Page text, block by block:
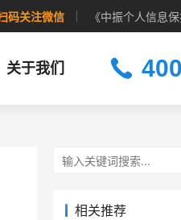
码关注微信 《中振个人信息保
关于我们
相关推荐